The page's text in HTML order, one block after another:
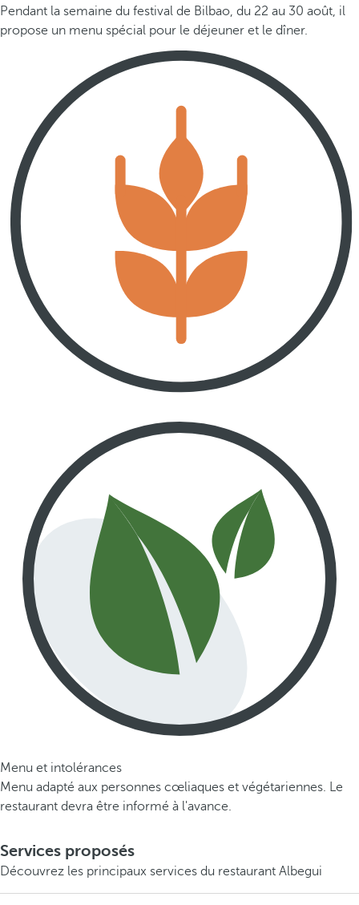
Pendant la semaine du festival de Bilbao, du 22 au 30 août, il
propose un menu spécial pour le déjeuner et le dîner.
Menu et intolérances
Menu adapté aux personnes cœliaques et végétariennes. Le
restaurant devra être informé à l'avance.
Services proposés
Découvrez les principaux services du restaurant Albegui